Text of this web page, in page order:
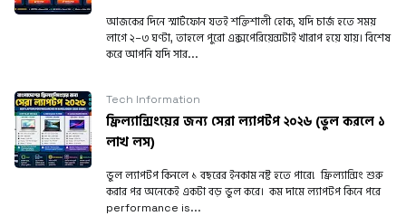
আজকের দিনে স্মার্টফোন যতই শক্তিশালী হোক, যদি চার্জ হতে সময়
লাগে ২–৩ ঘণ্টা, তাহলে পুরো এক্সপেরিয়েন্সটাই খারাপ হয়ে যায়। বিশেষ
করে আপনি যদি সার...
Tech Information
ফ্রিল্যান্সিংয়ের জন্য সেরা ল্যাপটপ ২০২৬ (ভুল করলে ১
লাখ লস)
ভুল ল্যাপটপ কিনলে ১ বছরের ইনকাম নষ্ট হতে পারে! ফ্রিল্যান্সিং শুরু
করার পর অনেকেই একটা বড় ভুল করে। কম দামে ল্যাপটপ কিনে পরে
performance is...